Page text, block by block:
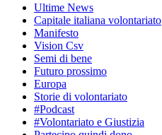
Ultime News
Capitale italiana volontariato
Manifesto
Vision Csv
Semi di bene
Futuro prossimo
Europa
Storie di volontariato
#Podcast
#Volontariato e Giustizia